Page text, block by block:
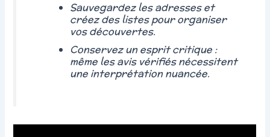
Sauvegardez les adresses et
créez des listes pour organiser
vos découvertes.
Conservez un esprit critique :
même les avis vérifiés nécessitent
une interprétation nuancée.